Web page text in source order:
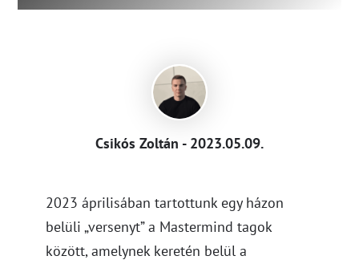
Csikós Zoltán - 2023.05.09.
2023 áprilisában tartottunk egy házon
belüli „versenyt” a Mastermind tagok
között, amelynek keretén belül a